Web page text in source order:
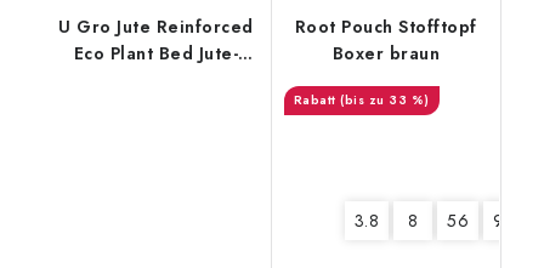
U Gro Jute Reinforced
Eco Plant Bed Jute-
Root Pouch Stofftopf
Boxer braun
(bis zu 33 %)
3.8 8 56 95